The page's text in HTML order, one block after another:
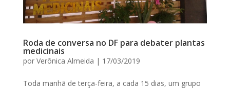
Roda de conversa no DF para debater plantas
medicinais
por Verônica Almeida | 17/03/2019
Toda manhã de terça-feira, a cada 15 dias, um grupo